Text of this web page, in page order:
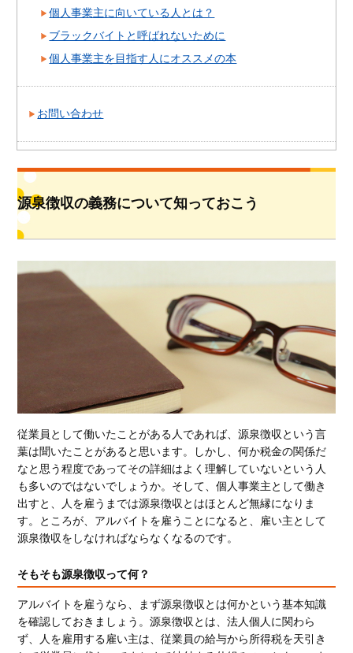
個人事業主に向いている人とは？
ブラックバイトと呼ばれないために
個人事業主を目指す人にオススメの本
お問い合わせ
源泉徴収の義務について知っておこう
従業員として働いたことがある人であれば、源泉徴収という言
葉は聞いたことがあると思います。しかし、何か税金の関係だ
なと思う程度であってその詳細はよく理解していないという人
も多いのではないでしょうか。そして、個人事業主として働き
出すと、人を雇うまでは源泉徴収とはほとんど無縁になりま
す。ところが、アルバイトを雇うことになると、雇い主として
源泉徴収をしなければならなくなるのです。
そもそも源泉徴収って何？
アルバイトを雇うなら、まず源泉徴収とは何かという基本知識
を確認しておきましょう。源泉徴収とは、法人個人に関わら
ず、人を雇用する雇い主は、従業員の給与から所得税を天引き